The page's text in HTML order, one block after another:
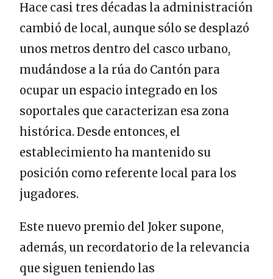
Hace casi tres décadas la administración
cambió de local, aunque sólo se desplazó
unos metros dentro del casco urbano,
mudándose a la rúa do Cantón para
ocupar un espacio integrado en los
soportales que caracterizan esa zona
histórica. Desde entonces, el
establecimiento ha mantenido su
posición como referente local para los
jugadores.
Este nuevo premio del Joker supone,
además, un recordatorio de la relevancia
que siguen teniendo las